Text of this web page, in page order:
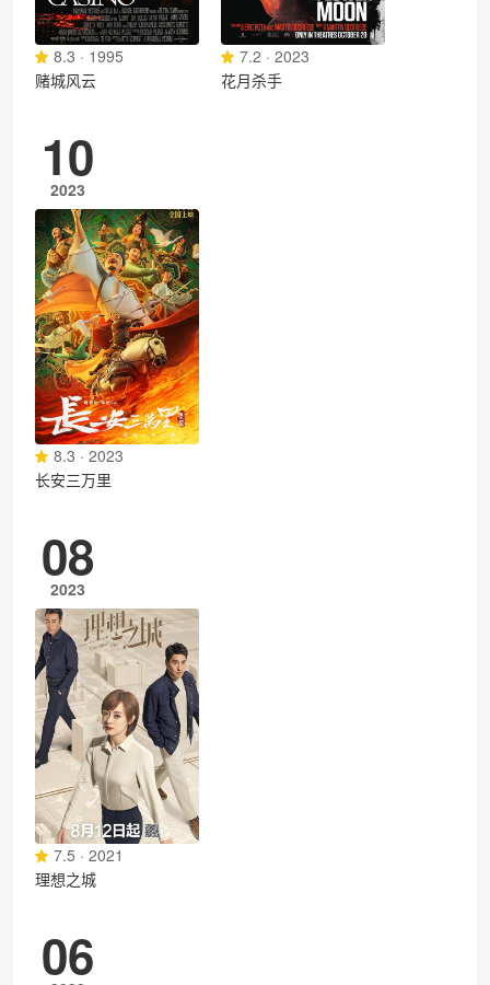
8.3 · 1995
赌城风云
7.2 · 2023
花月杀手
10
2023
8.3 · 2023
长安三万里
08
2023
7.5 · 2021
理想之城
06